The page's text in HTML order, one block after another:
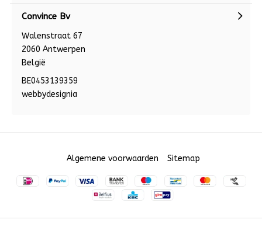
Convince Bv
Walenstraat 67
2060 Antwerpen
België
BE0453139359
webbydesignia
Algemene voorwaarden Sitemap